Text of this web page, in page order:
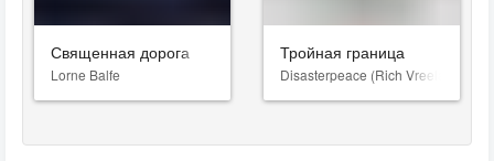
Священная дорога
Lorne Balfe
Тройная граница
Disasterpeace (Rich Vreeland)